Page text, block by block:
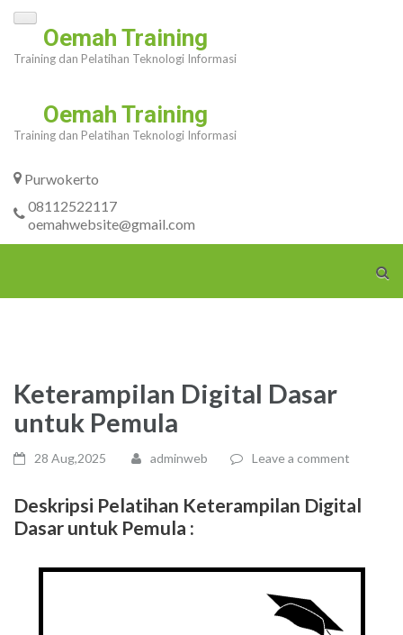
Skip
content
Enter)
Oemah Training
Training dan Pelatihan Teknologi Informasi
Oemah Training
Training dan Pelatihan Teknologi Informasi
Purwokerto
08112522117
oemahwebsite@gmail.com
Keterampilan Digital Dasar
untuk Pemula
28 Aug,2025 adminweb Leave a comment
Deskripsi Pelatihan Keterampilan Digital
Dasar untuk Pemula :